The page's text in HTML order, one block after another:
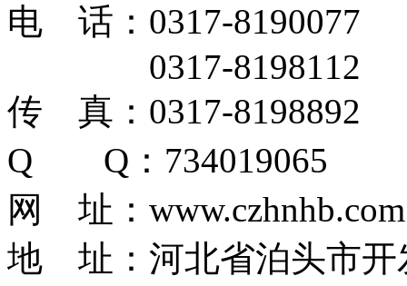
电 话：0317-8190077
0317-8198112
传 真：0317-8198892
Q Q：734019065
网 址：www.czhnhb.com
地 址：河北省泊头市开